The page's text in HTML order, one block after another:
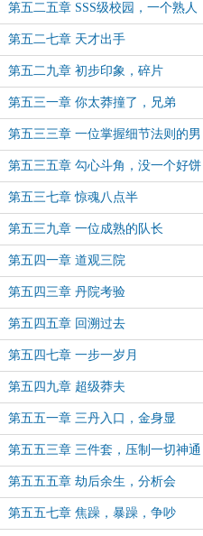
第五二五章 SSS级校园，一个熟人
第五二七章 天才出手
第五二九章 初步印象，碎片
第五三一章 你太莽撞了，兄弟
第五三三章 一位掌握细节法则的男
人
第五三五章 勾心斗角，没一个好饼
第五三七章 惊魂八点半
第五三九章 一位成熟的队长
第五四一章 道观三院
第五四三章 丹院考验
第五四五章 回溯过去
第五四七章 一步一岁月
第五四九章 超级莽夫
第五五一章 三丹入口，金身显
第五五三章 三件套，压制一切神通
第五五五章 劫后余生，分析会
第五五七章 焦躁，暴躁，争吵